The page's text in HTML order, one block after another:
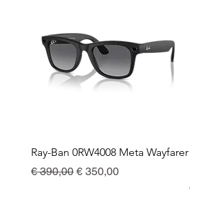
Ray-Ban 0RW4008 Meta Wayfarer
Preço normal
€ 390,00 Preço promocional
€ 350,00
Preço
€